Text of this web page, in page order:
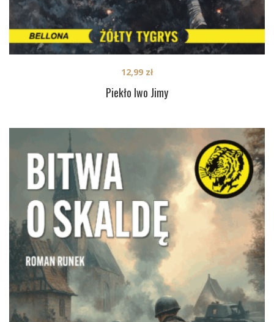
Piekło Iwo Jimy
12,99 zł